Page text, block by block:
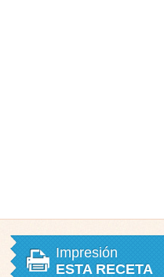
Impresión
ESTA RECETA